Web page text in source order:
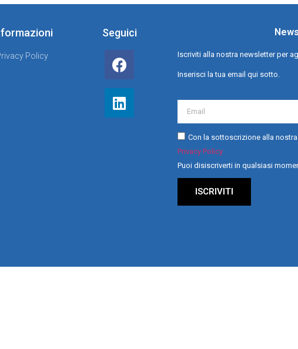
Policy
Seguici
Iscriviti alla nostra newsletter per
Inserisci la tua email qui sotto.
Con la sottoscrizione alla
Privacy Policy
Puoi disiscriverti in qualsiasi
ISCRIVITI